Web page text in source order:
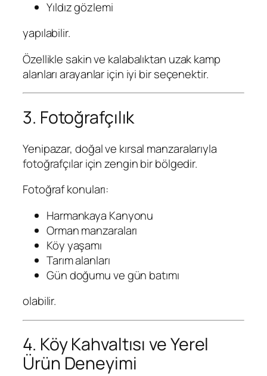
Yıldız gözlemi
yapılabilir.
Özellikle sakin ve kalabalıktan uzak kamp
alanları arayanlar için iyi bir seçenektir.
3. Fotoğrafçılık
Yenipazar, doğal ve kırsal manzaralarıyla
fotoğrafçılar için zengin bir bölgedir.
Fotoğraf konuları:
Harmankaya Kanyonu
Orman manzaraları
Köy yaşamı
Tarım alanları
Gün doğumu ve gün batımı
olabilir.
4. Köy Kahvaltısı ve Yerel
Ürün Deneyimi